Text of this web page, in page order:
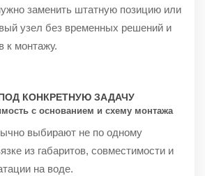
заменить штатную позицию или
узел без временных решений и
к монтажу.
КОНКРЕТНУЮ ЗАДАЧУ
с основанием и схему монтажа
выбирают не по одному
из габаритов, совместимости и
на воде.